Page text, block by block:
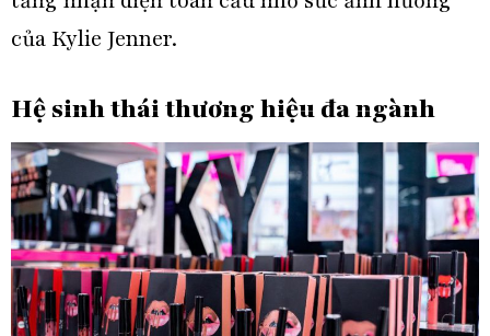
của Kylie Jenner.
Hệ sinh thái thương hiệu đa ngành